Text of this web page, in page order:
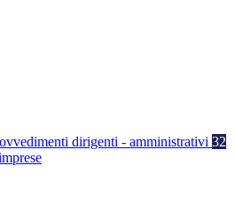
dirigenti - amministrativi 32